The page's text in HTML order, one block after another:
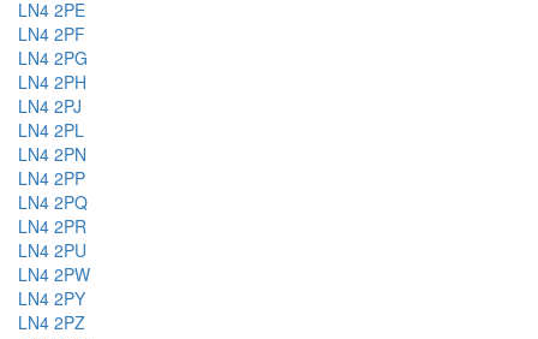
LN4 2PE
LN4 2PF
LN4 2PG
LN4 2PH
LN4 2PJ
LN4 2PL
LN4 2PN
LN4 2PP
LN4 2PQ
LN4 2PR
LN4 2PU
LN4 2PW
LN4 2PY
LN4 2PZ